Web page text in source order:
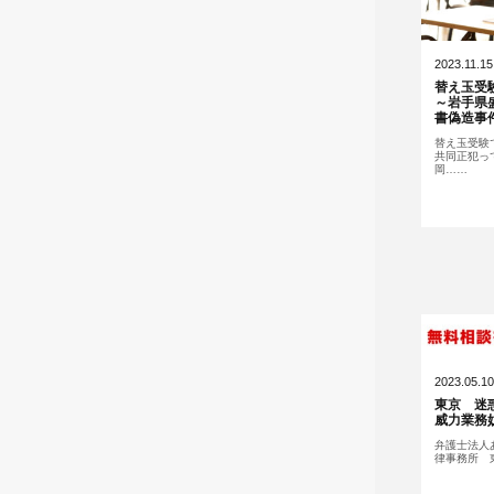
2023.11.15
替え玉受
～岩手県
書偽造事
替え玉受験
共同正犯っ
岡……
2023.05.10
東京 迷
威力業務
弁護士法人
律事務所